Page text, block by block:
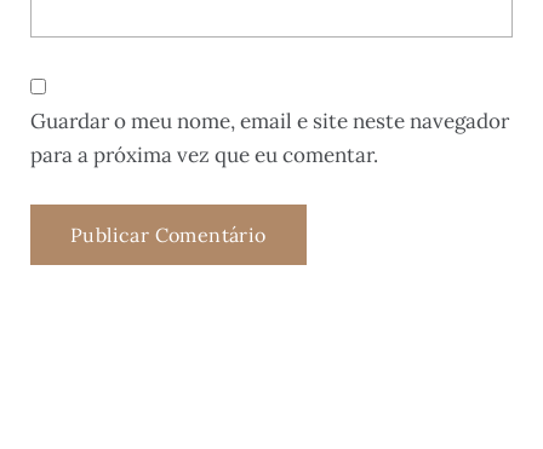
Guardar o meu nome, email e site neste navegador
para a próxima vez que eu comentar.